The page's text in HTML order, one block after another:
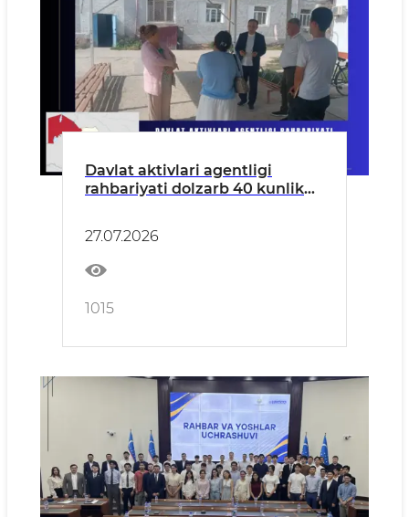
Davlat aktivlari agentligi
rahbariyati dolzarb 40 kunlik
o‘tkazmoqda
27.07.2026
1015